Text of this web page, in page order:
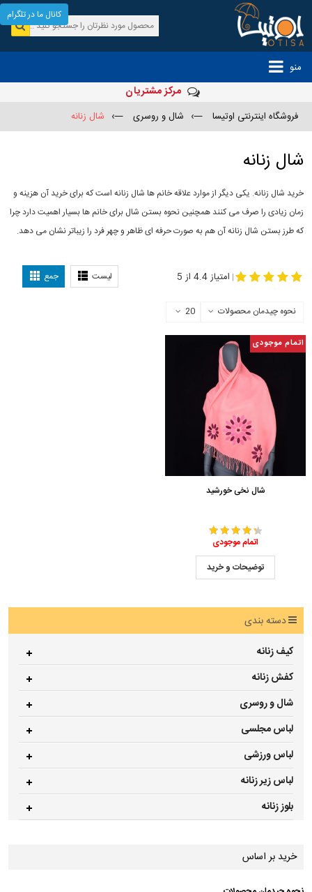
منو
مرکز مشتریان
فروشگاه اینترنتی اوتیسا —› شال و روسری —› شال زنانه
شال زنانه
خرید شال زنانه. یکی دیگر از موارد علاقه خانم ها شال زنانه است که برای خرید آن هزینه و
زمان زیادی را صرف می کنند همچنین نحوه بستن شال برای خانم ها بسیار اهمیت دارد چرا
که طرز بستن شال زنانه آن هم به صورت حرفه ای ظاهر و چهر فرد را زیباتر نشان می دهد.
لیست جمع | امتیاز 4.4 از 5
نحوه چیدمان محصولات 20
اتمام موجودی
شال نخی خورشید
اتمام موجودی
توضیحات و خرید
دسته بندی
کیف زنانه
کفش زنانه
شال و روسری
لباس مجلسی
لباس ورزشی
لباس زیر زنانه
بلوز زنانه
خرید بر اساس
کانال ما در تلگرام